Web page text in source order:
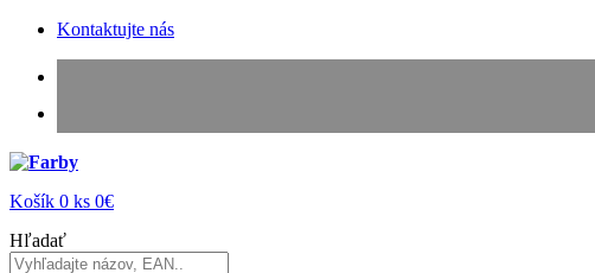
Kontaktujte nás
Košík 0 ks 0€
Hľadať